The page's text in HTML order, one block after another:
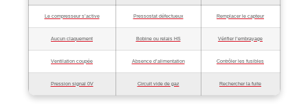
Le compresseur s’active Pressostat défectueux Remplacer le capteur
Aucun claquement Bobine ou relais HS Vérifier l’embrayage
Ventilation coupée Absence d’alimentation Contrôler les fusibles
Pression signal 0V Circuit vide de gaz Rechercher la fuite